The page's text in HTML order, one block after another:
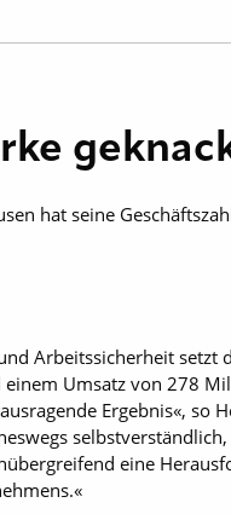
hat seine
Arbeitssicherheit setzt
Umsatz von 278
Ergebnis«, so
eine